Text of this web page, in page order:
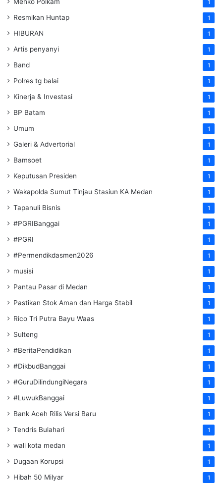
Menko Polkam 1
Resmikan Huntap 1
HIBURAN 1
Artis penyanyi 1
Band 1
Polres tg balai 1
Kinerja & Investasi 1
BP Batam 1
Umum 1
Galeri & Advertorial 1
Bamsoet 1
Keputusan Presiden 1
Wakapolda Sumut Tinjau Stasiun KA Medan 1
Tapanuli Bisnis 1
#PGRIBanggai 1
#PGRI 1
#Permendikdasmen2026 1
musisi 1
Pantau Pasar di Medan 1
Pastikan Stok Aman dan Harga Stabil 1
Rico Tri Putra Bayu Waas 1
Sulteng 1
#BeritaPendidikan 1
#DikbudBanggai 1
#GuruDilindungiNegara 1
#LuwukBanggai 1
Bank Aceh Rilis Versi Baru 1
Tendris Bulahari 1
wali kota medan 1
Dugaan Korupsi 1
Hibah 50 Milyar 1